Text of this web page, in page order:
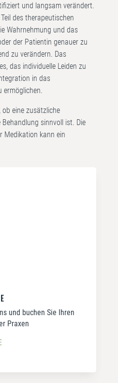
und langsam verändert.
des therapeutischen
Wahrnehmung und das
der Patientin genauer zu
zu verändern. Das
das individuelle Leiden zu
in das
ermöglichen.
eine zusätzliche
sinnvoll ist. Die
Medikation kann ein
und buchen Sie Ihren
Praxen